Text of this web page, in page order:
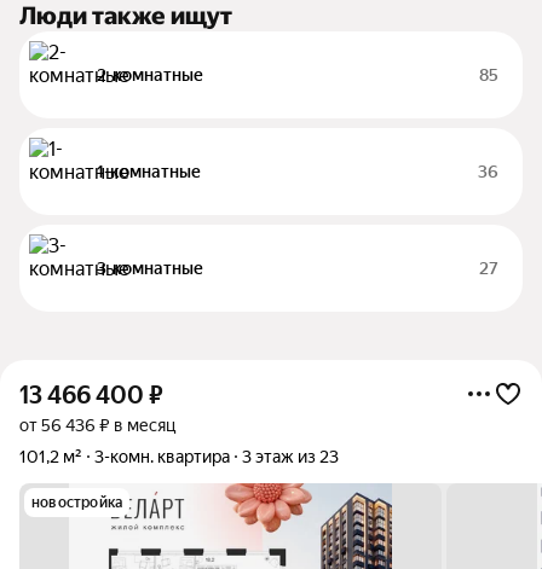
Люди также ищут
2-комнатные 85
1-комнатные 36
3-комнатные 27
13 466 400 ₽
от 56 436 ₽ в месяц
101,2 м²
3-комн. квартира 3 этаж из 23
новостройка